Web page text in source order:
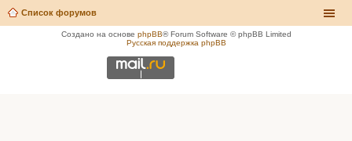
Список форумов
Создано на основе phpBB® Forum Software © phpBB Limited
Русская поддержка phpBB